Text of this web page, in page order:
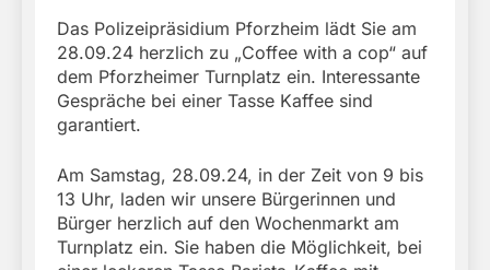
Das Polizeipräsidium Pforzheim lädt Sie am
28.09.24 herzlich zu „Coffee with a cop“ auf
dem Pforzheimer Turnplatz ein. Interessante
Gespräche bei einer Tasse Kaffee sind
garantiert.
Am Samstag, 28.09.24, in der Zeit von 9 bis
13 Uhr, laden wir unsere Bürgerinnen und
Bürger herzlich auf den Wochenmarkt am
Turnplatz ein. Sie haben die Möglichkeit, bei